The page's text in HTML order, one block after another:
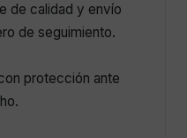
de calidad y envío
de seguimiento.
protección ante